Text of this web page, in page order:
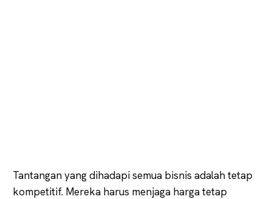
Tantangan yang dihadapi semua bisnis adalah tetap
kompetitif. Mereka harus menjaga harga tetap